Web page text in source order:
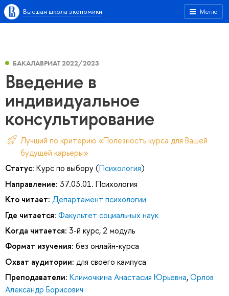
Меню
Высшая школа экономики
БАКАЛАВРИАТ 2022/2023
Введение в
индивидуальное
консультирование
Лучший по критерию «Полезность курса для Вашей
будущей карьеры»
Статус: Курс по выбору (Психология)
Направление: 37.03.01. Психология
Кто читает: Департамент психологии
Где читается: Факультет социальных наук
Когда читается: 3-й курс, 2 модуль
Формат изучения: без онлайн-курса
Охват аудитории: для своего кампуса
Преподаватели: Климочкина Анастасия Юрьевна,Орлов
Александр Борисович